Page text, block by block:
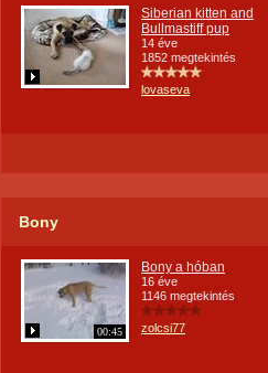
Siberian kitten and
Bullmastiff pup
14 éve
1852 megtekintés
lovaseva
Bony
00:45
Bony a hóban
16 éve
1146 megtekintés
zolcsi77